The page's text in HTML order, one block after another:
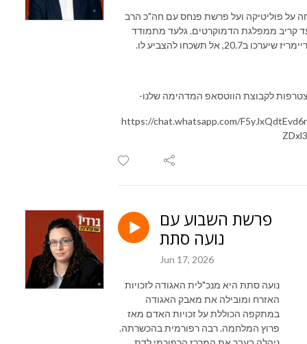
על פוליטיקה ועל פרשת פנחס עם חה"כ הרב
קריב ממפלגת הדמוקרטים. גלעד מתמודד
שיערכו ב20.7, אל תשכחו להצביע לו.
לקבוצת הווטסאפ המדהימה שלנו-
https://chat.whatsapp.com/
פרשת השבוע עם
נועה סתת
Jun 17, 2026
נועה סתת היא מנכ"לית האגודה לזכויות
האזרח ומובילה את מאבק האגודה
במתקפה הכוללת על זכויות האדם מאז
פרוץ המלחמה. רבה רפורמית בהכשרתה.